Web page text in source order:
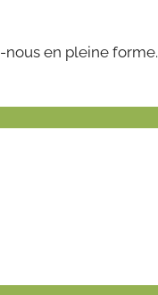
nous en pleine forme.